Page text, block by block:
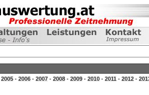
2005- 2006- 2007- 2008- 2009- 2010- 2011 - 2012-